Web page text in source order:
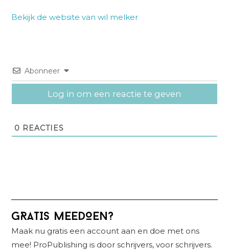
Bekijk de website van wil melker
Abonneer
Log in om een reactie te geven
0 REACTIES
Primaire
Sidebar
GRATIS MEEDOEN?
Maak nu gratis een account aan en doe met ons
mee! ProPublishing is door schrijvers, voor schrijvers.